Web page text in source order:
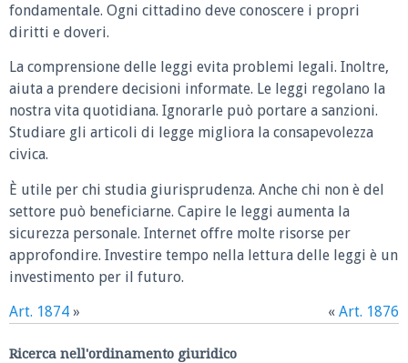
fondamentale. Ogni cittadino deve conoscere i propri
diritti e doveri.
La comprensione delle leggi evita problemi legali. Inoltre,
aiuta a prendere decisioni informate. Le leggi regolano la
nostra vita quotidiana. Ignorarle può portare a sanzioni.
Studiare gli articoli di legge migliora la consapevolezza
civica.
È utile per chi studia giurisprudenza. Anche chi non è del
settore può beneficiarne. Capire le leggi aumenta la
sicurezza personale. Internet offre molte risorse per
approfondire. Investire tempo nella lettura delle leggi è un
investimento per il futuro.
Art. 1874 » « Art. 1876
Ricerca nell'ordinamento giuridico